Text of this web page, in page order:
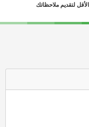
لتقديم ملاحظاتك